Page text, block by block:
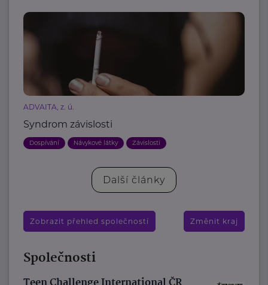
ADVAITA, z. ú.
Syndrom závislosti
Dospívání Návykové látky Závislosti
Další články
Zobrazit přehled společností Změnit kraj
Společnosti